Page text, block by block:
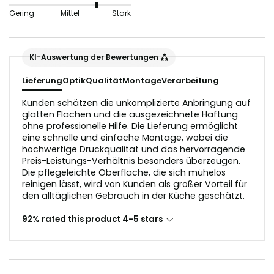
nicht geeignet, da sie die Lichtreflektion in der
Der Untergrund sollte vor dem Anbringen staub- und
Gering Mittel Stark
KI-Auswertung der Bewertungen
LieferungOptikQualitätMontageVerarbeitung
Kunden schätzen die unkomplizierte Anbringung auf
glatten Flächen und die ausgezeichnete Haftung
ohne professionelle Hilfe. Die Lieferung ermöglicht
eine schnelle und einfache Montage, wobei die
hochwertige Druckqualität und das hervorragende
Preis-Leistungs-Verhältnis besonders überzeugen.
Die pflegeleichte Oberfläche, die sich mühelos
reinigen lässt, wird von Kunden als großer Vorteil für
den alltäglichen Gebrauch in der Küche geschätzt.
92% rated this product 4-5 stars